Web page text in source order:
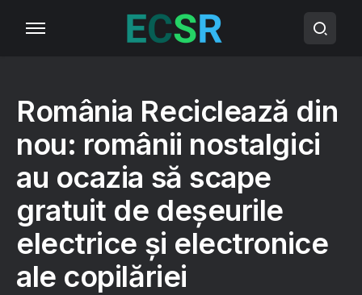
România Reciclează din
nou: românii nostalgici
au ocazia să scape
gratuit de deșeurile
electrice și electronice
ale copilăriei